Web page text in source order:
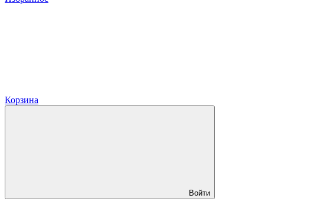
Корзина
Войти